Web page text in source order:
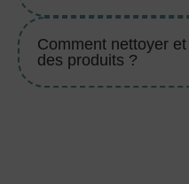
Comment nettoyer
des produits ?